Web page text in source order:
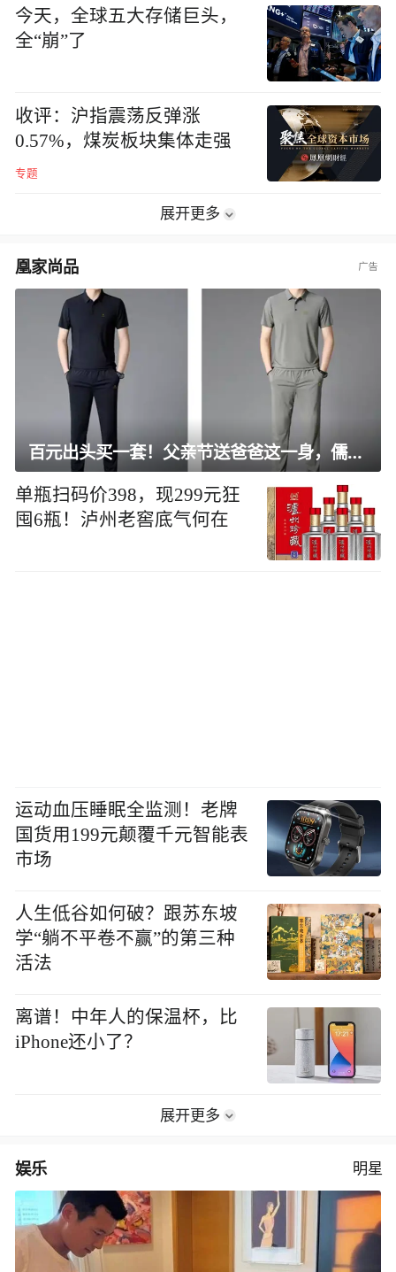
今天，全球五大存储巨头，
全“崩”了
收评：沪指震荡反弹涨
0.57%，煤炭板块集体走强
专题
展开更多
凰家尚品
百元出头买一套！父亲节送爸爸这一身，儒雅有型还凉爽
单瓶扫码价398，现299元狂
囤6瓶！泸州老窖底气何在
运动血压睡眠全监测！老牌
国货用199元颠覆千元智能表
市场
人生低谷如何破？跟苏东坡
学“躺不平卷不赢”的第三种
活法
离谱！中年人的保温杯，比
iPhone还小了？
展开更多
娱乐 明星